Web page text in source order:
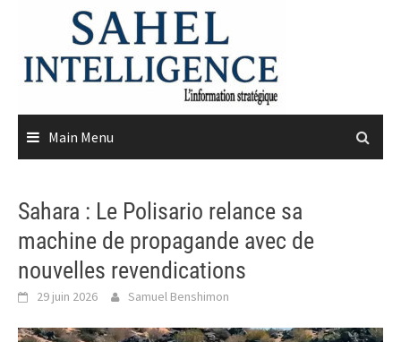
content
Main Menu
Sahara : Le Polisario relance sa
machine de propagande avec de
nouvelles revendications
29 juin 2026 Samuel Benshimon